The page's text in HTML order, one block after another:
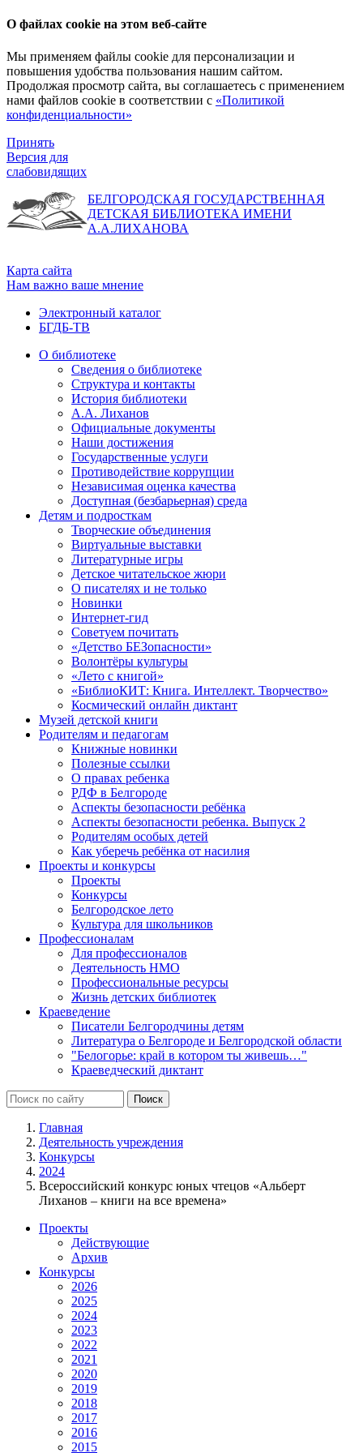
О файлах cookie на этом веб-сайте
Мы применяем файлы cookie для персонализации и
повышения удобства пользования нашим сайтом.
Продолжая просмотр сайта, вы соглашаетесь с применением
нами файлов cookie в соответствии с «Политикой
конфиденциальности»
Принять
Версия для
слабовидящих
БЕЛГОРОДСКАЯ ГОСУДАРСТВЕННАЯ
ДЕТСКАЯ БИБЛИОТЕКА ИМЕНИ
А.А.ЛИХАНОВА
Карта сайта
Нам важно ваше мнение
Электронный каталог
БГДБ-ТВ
О библиотеке
Сведения о библиотеке
Структура и контакты
История библиотеки
А.А. Лиханов
Официальные документы
Наши достижения
Государственные услуги
Противодействие коррупции
Независимая оценка качества
Доступная (безбарьерная) среда
Детям и подросткам
Творческие объединения
Виртуальные выставки
Литературные игры
Детское читательское жюри
О писателях и не только
Новинки
Интернет-гид
Советуем почитать
«Детство БЕЗопасности»
Волонтёры культуры
«Лето с книгой»
«БиблиоКИТ: Книга. Интеллект. Творчество»
Космический онлайн диктант
Музей детской книги
Родителям и педагогам
Книжные новинки
Полезные ссылки
О правах ребенка
РДФ в Белгороде
Аспекты безопасности ребёнка
Аспекты безопасности ребенка. Выпуск 2
Родителям особых детей
Как уберечь ребёнка от насилия
Проекты и конкурсы
Проекты
Конкурсы
Белгородское лето
Культура для школьников
Профессионалам
Для профессионалов
Деятельность НМО
Профессиональные ресурсы
Жизнь детских библиотек
Краеведение
Писатели Белгородчины детям
Литература о Белгороде и Белгородской области
"Белогорье: край в котором ты живешь…"
Краеведческий диктант
Главная
Деятельность учреждения
Конкурсы
2024
Всероссийский конкурс юных чтецов «Альберт
Лиханов – книги на все времена»
Проекты
Действующие
Архив
Конкурсы
2026
2025
2024
2023
2022
2021
2020
2019
2018
2017
2016
2015